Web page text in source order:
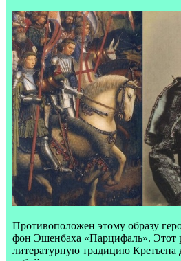
Противоположен этому образу
фон Эшенбаха «Парцифаль». Этот
литературную традицию Кретьена